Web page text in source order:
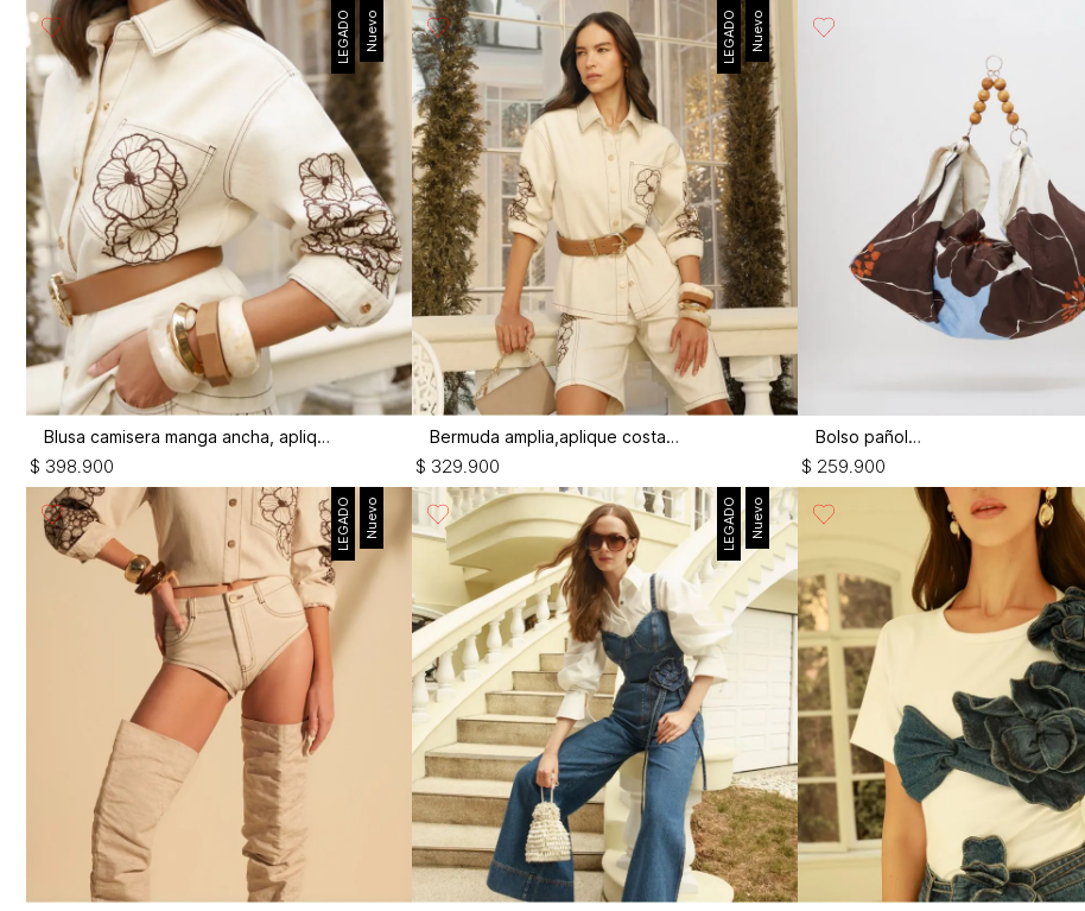
Nuevo
LEGADO
Blusa camisera manga ancha, apliques
$ 398 900
Nuevo
LEGADO
Bermuda amplia,aplique costados
$ 329 900
Bolso pañoleta
$ 259 900
Nuevo
LEGADO Nuevo
LEGADO